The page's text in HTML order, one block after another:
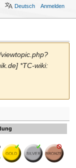
*TC-wiki:
Deutsch Anmelden